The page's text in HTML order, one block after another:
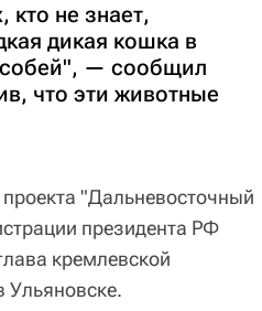
кто не знает,
дикая кошка в
— сообщил
что эти животные
"Дальневосточный
президента РФ
кремлевской
Ульяновске.